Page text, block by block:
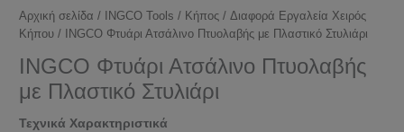
Αρχική σελίδα / INGCO Tools / Κήπος /Διαφορά Εργαλεία Χειρός
Κήπου / INGCO Φτυάρι Ατσάλινο Πτυολαβής με Πλαστικό Στυλιάρι
INGCO Φτυάρι Ατσάλινο Πτυολαβής
με Πλαστικό Στυλιάρι
Τεχνικά Χαρακτηριστικά